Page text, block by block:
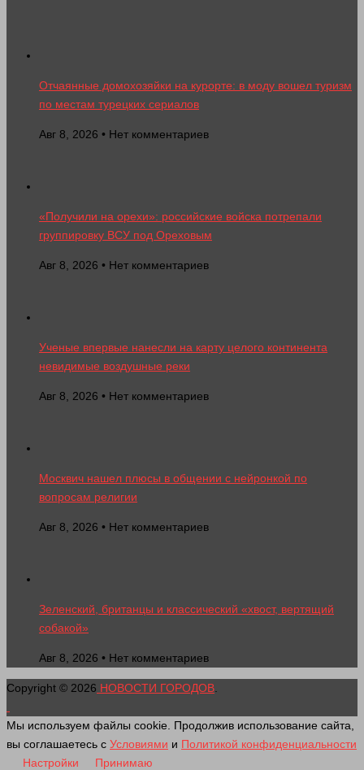
Отчаянные домохозяйки на курорте: в моду вошел туризм
по местам турецких сериалов
Авг 8, 2026 • Нет комментариев
«Получили на орехи»: российские войска потрепали
группировку ВСУ под Ореховым
Авг 8, 2026 • Нет комментариев
Ученые впервые нанесли на карту целого континента
невидимые воздушные реки
Авг 8, 2026 • Нет комментариев
Москвич нашел плюсы в общении с нейронкой по
вопросам религии
Авг 8, 2026 • Нет комментариев
Зеленский, британцы и классический «хвост, вертящий
собакой»
Авг 8, 2026 • Нет комментариев
Copyright © 2026 НОВОСТИ ГОРОДОВ
Мы используем файлы cookie. Продолжив использование сайта,
вы соглашаетесь с Условиями и Политикой конфиденциальности
Настройки
Принимаю